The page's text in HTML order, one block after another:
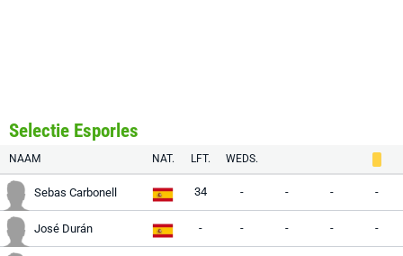
Selectie Esporles
NAAM NAT. LFT. WEDS.
Sebas Carbonell 34 - - - -
José Durán - - - - -